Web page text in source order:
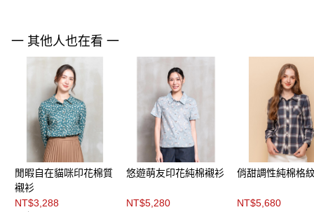
一 其他人也在看 一
閒暇自在貓咪印花棉質
襯衫
NT$3,288
悠遊萌友印花純棉襯衫
NT$5,280
俏甜調性純棉格
NT$5,680